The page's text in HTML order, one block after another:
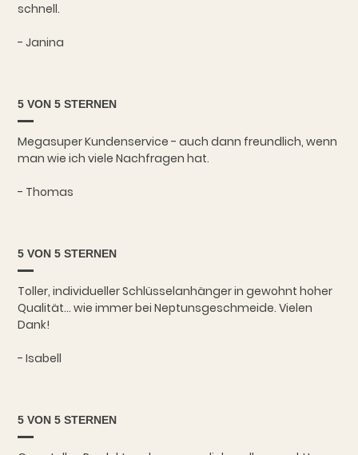
schnell.
- Janina
5 VON 5 STERNEN
Megasuper Kundenservice - auch dann freundlich, wenn
man wie ich viele Nachfragen hat.
- Thomas
5 VON 5 STERNEN
Toller, individueller Schlüsselanhänger in gewohnt hoher
Qualität... wie immer bei Neptunsgeschmeide. Vielen
Dank!
- Isabell
5 VON 5 STERNEN